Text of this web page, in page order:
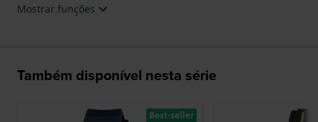
Mostrar funções
Também disponível nesta série
Best-seller